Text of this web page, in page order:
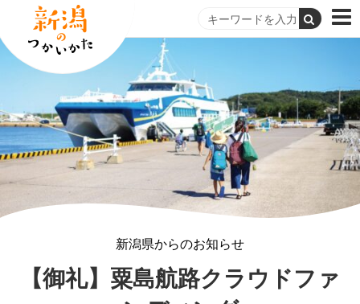
新潟県からのお知らせ
【御礼】粟島航路クラウドファ